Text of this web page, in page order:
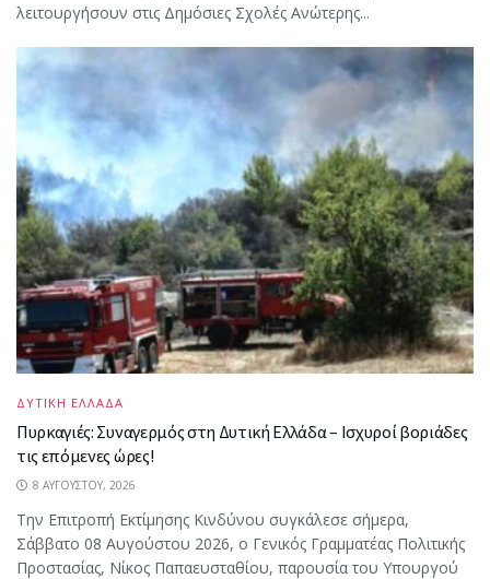
λειτουργήσουν στις Δημόσιες Σχολές Ανώτερης...
ΔΥΤΙΚΗ ΕΛΛΑΔΑ
Πυρκαγιές: Συναγερμός στη Δυτική Ελλάδα – Ισχυροί βοριάδες
τις επόμενες ώρες!
8 ΑΥΓΟΎΣΤΟΥ, 2026
Την Επιτροπή Εκτίμησης Κινδύνου συγκάλεσε σήμερα,
Σάββατο 08 Αυγούστου 2026, ο Γενικός Γραμματέας Πολιτικής
Προστασίας, Νίκος Παπαευσταθίου, παρουσία του Υπουργού